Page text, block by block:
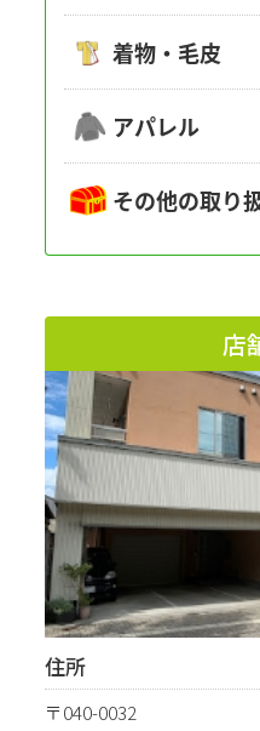
着物・毛皮
アパレル
その他の取り
店
住所
〒040-0032